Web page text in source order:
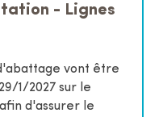
- Lignes
vont être
1/2027 sur le
d'assurer le